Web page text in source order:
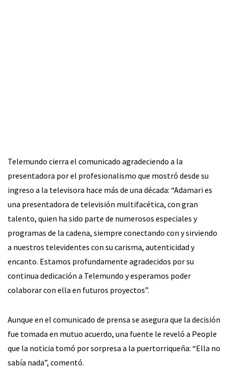
Telemundo cierra el comunicado agradeciendo a la
presentadora por el profesionalismo que mostró desde su
ingreso a la televisora hace más de una década: “Adamari es
una presentadora de televisión multifacética, con gran
talento, quien ha sido parte de numerosos especiales y
programas de la cadena, siempre conectando con y sirviendo
a nuestros televidentes con su carisma, autenticidad y
encanto. Estamos profundamente agradecidos por su
continua dedicación a Telemundo y esperamos poder
colaborar con ella en futuros proyectos”.
Aunque en el comunicado de prensa se asegura que la decisión
fue tomada en mutuo acuerdo, una fuente le reveló a People
que la noticia tomó por sorpresa a la puertorriqueña: “Ella no
sabía nada”, comentó.